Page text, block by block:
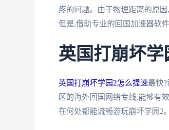
疼的问题。由于物理距离的原
但是,借助专业的回国加速器软
英国打崩坏
英国打崩坏学园2怎么提速最快
区的海外回国网络专线,能够有
在何处都能流畅游玩崩坏学园2。